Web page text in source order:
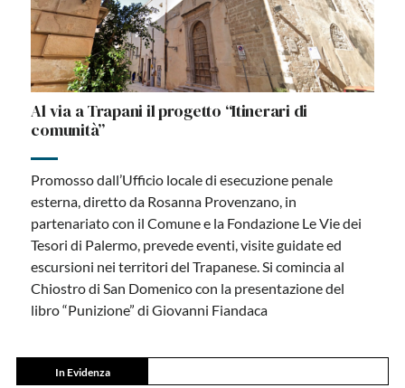
Al via a Trapani il progetto “Itinerari di
comunità”
Promosso dall’Ufficio locale di esecuzione penale
esterna, diretto da Rosanna Provenzano, in
partenariato con il Comune e la Fondazione Le Vie dei
Tesori di Palermo, prevede eventi, visite guidate ed
escursioni nei territori del Trapanese. Si comincia al
Chiostro di San Domenico con la presentazione del
libro “Punizione” di Giovanni Fiandaca
In Evidenza